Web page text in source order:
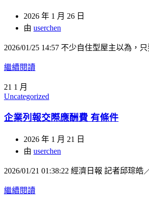
2026 年 1 月 26 日
由 userchen
2026/01/25 14:57 不少自住型屋主以為，
繼續閱讀
21 1 月
Uncategorized
企業列報交際應酬費 有條件
2026 年 1 月 21 日
由 userchen
2026/01/21 01:38:22 經濟日報 記者邱琮皓
繼續閱讀